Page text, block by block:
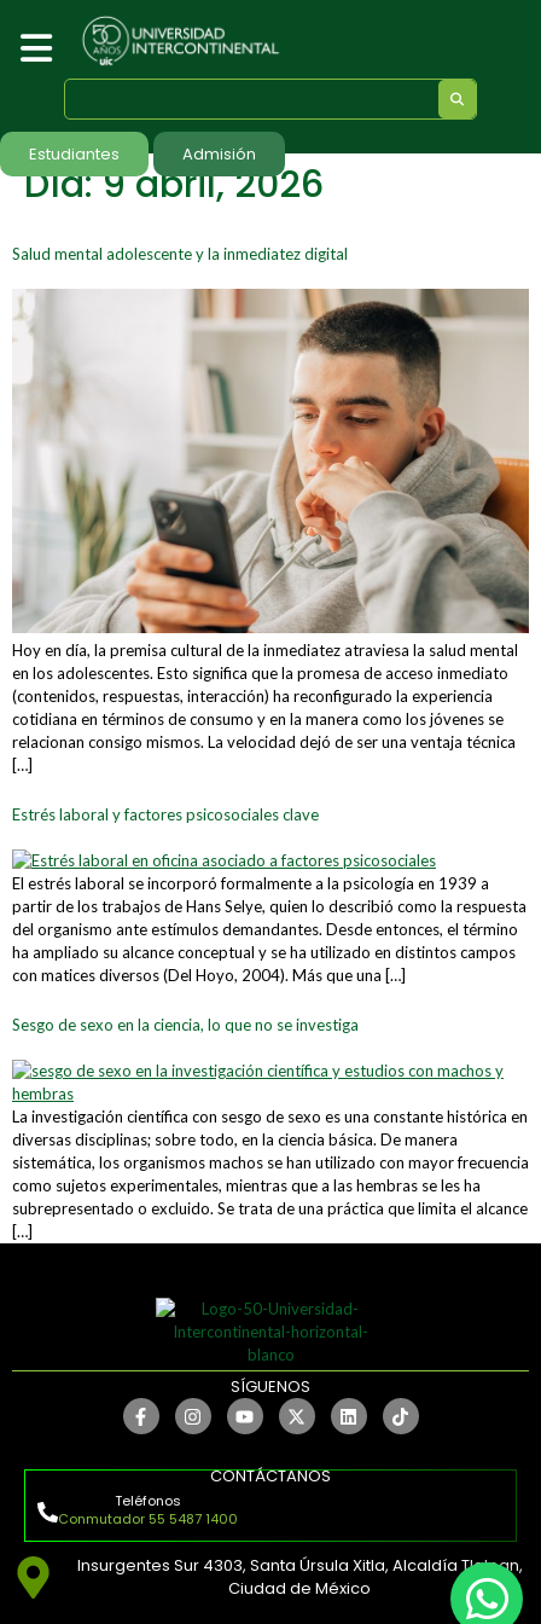
Estudiantes Admisión
Día:9 abril, 2026
Salud mental adolescente y la inmediatez digital
Hoy en día, la premisa cultural de la inmediatez atraviesa la salud mental
en los adolescentes. Esto significa que la promesa de acceso inmediato
(contenidos, respuestas, interacción) ha reconfigurado la experiencia
cotidiana en términos de consumo y en la manera como los jóvenes se
relacionan consigo mismos. La velocidad dejó de ser una ventaja técnica
[…]
Estrés laboral y factores psicosociales clave
El estrés laboral se incorporó formalmente a la psicología en 1939 a
partir de los trabajos de Hans Selye, quien lo describió como la respuesta
del organismo ante estímulos demandantes. Desde entonces, el término
ha ampliado su alcance conceptual y se ha utilizado en distintos campos
con matices diversos (Del Hoyo, 2004). Más que una […]
Sesgo de sexo en la ciencia, lo que no se investiga
La investigación científica con sesgo de sexo es una constante histórica en
diversas disciplinas; sobre todo, en la ciencia básica. De manera
sistemática, los organismos machos se han utilizado con mayor frecuencia
como sujetos experimentales, mientras que a las hembras se les ha
subrepresentado o excluido. Se trata de una práctica que limita el alcance
[…]
SÍGUENOS
CONTÁCTANOS
Teléfonos
Conmutador 55 5487 1400
Insurgentes Sur 4303, Santa Úrsula Xitla, Alcaldía Tlalpan,
Ciudad de México